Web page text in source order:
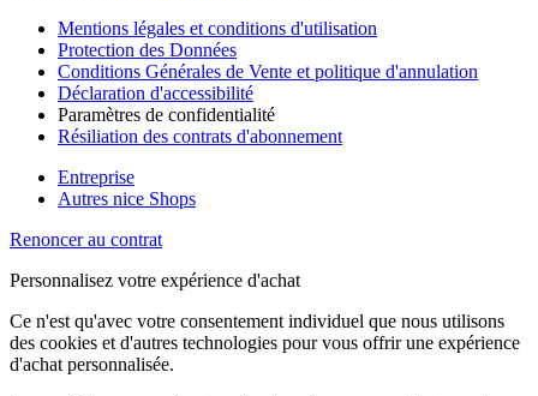
Mentions légales et conditions d'utilisation
Protection des Données
Conditions Générales de Vente et politique d'annulation
Déclaration d'accessibilité
Paramètres de confidentialité
Résiliation des contrats d'abonnement
Entreprise
Autres nice Shops
Renoncer au contrat
Personnalisez votre expérience d'achat
Ce n'est qu'avec votre consentement individuel que nous utilisons
des cookies et d'autres technologies pour vous offrir une expérience
d'achat personnalisée.